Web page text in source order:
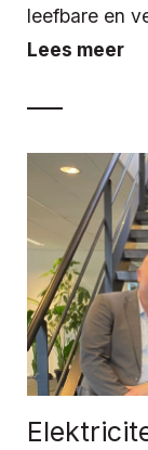
leefbare en
Lees meer